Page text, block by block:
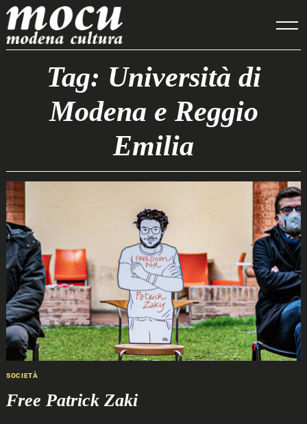
Skip
to
content
Tag: Università di
Modena e Reggio
Emilia
SOCIETÀ
Free Patrick Zaki